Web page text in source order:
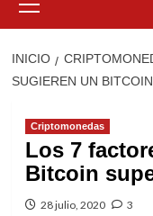
primario
INICIO
SUGIEREN UN
Criptomonedas
Los 7
Bitcoin
28 julio, 2020 3